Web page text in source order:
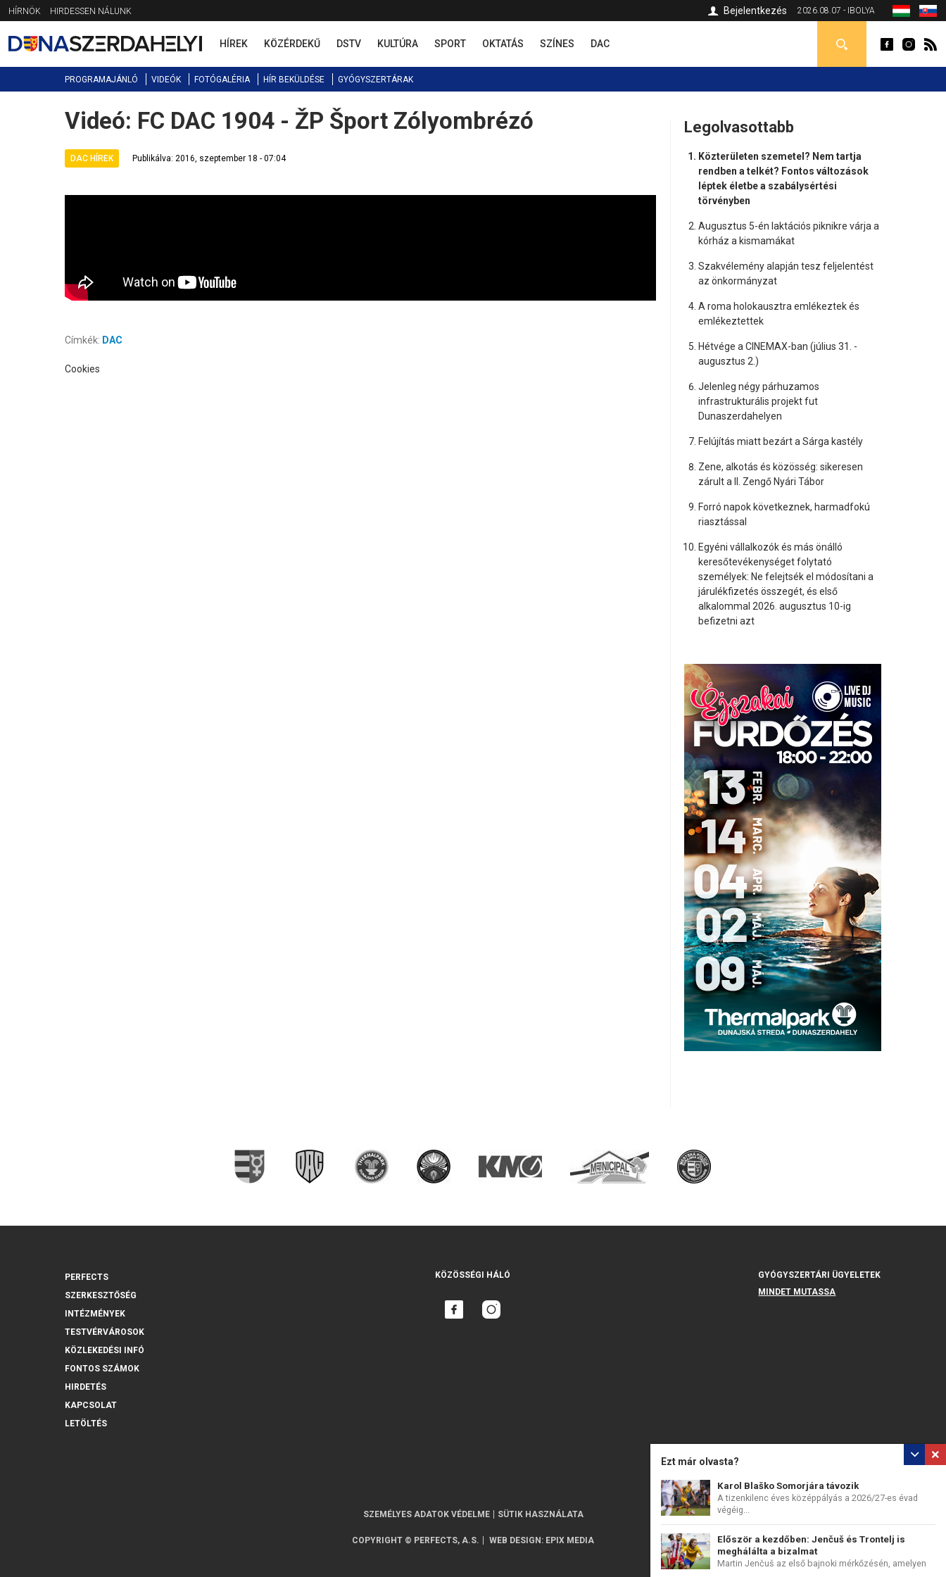
Jump
to
navigation
HÍRNÖK HIRDESSEN NÁLUNK 2026.08.07 - IBOLYA
Bejelentkezés
HÍREK KÖZÉRDEKŰ DSTV KULTÚRA SPORT OKTATÁS SZÍNES DAC
PROGRAMAJÁNLÓ VIDEÓK FOTÓGALÉRIA HÍR BEKÜLDÉSE GYÓGYSZERTÁRAK
Back
to
Videó: FC DAC 1904 - ŽP Šport Zólyombrézó
DAC HÍREK Publikálva: 2016, szeptember 18 - 07:04
Ezt már olvasta?
Karol Blaško Somorjára távozik
A tizenkilenc éves középpályás a 2026/27-es évad
végéig...
Először a kezdőben: Jenčuš és Trontelj is
meghálálta a bizalmat
Martin Jenčuš az első bajnoki mérkőzésén, amelyen
Címkék: DAC
Cookies
Legolvasottabb
Közterületen szemetel? Nem tartja
rendben a telkét? Fontos változások
léptek életbe a szabálysértési
törvényben
Augusztus 5-én laktációs piknikre várja a
kórház a kismamákat
Szakvélemény alapján tesz feljelentést
az önkormányzat
A roma holokausztra emlékeztek és
emlékeztettek
Hétvége a CINEMAX-ban (július 31. -
augusztus 2.)
Jelenleg négy párhuzamos
infrastrukturális projekt fut
Dunaszerdahelyen
Felújítás miatt bezárt a Sárga kastély
Zene, alkotás és közösség: sikeresen
zárult a II. Zengő Nyári Tábor
Forró napok következnek, harmadfokú
riasztással
Egyéni vállalkozók és más önálló
keresőtevékenységet folytató
személyek: Ne felejtsék el módosítani a
járulékfizetés összegét, és első
alkalommal 2026. augusztus 10-ig
befizetni azt
PERFECTS
SZERKESZTŐSÉG
INTÉZMÉNYEK
TESTVÉRVÁROSOK
KÖZLEKEDÉSI INFÓ
FONTOS SZÁMOK
HIRDETÉS
KAPCSOLAT
LETÖLTÉS
KÖZÖSSÉGI HÁLÓ
GYÓGYSZERTÁRI ÜGYELETEK
MINDET MUTASSA
SZEMÉLYES ADATOK VÉDELME SÜTIK HASZNÁLATA
COPYRIGHT © PERFECTS, A.S. WEB DESIGN : EPIX MEDIA